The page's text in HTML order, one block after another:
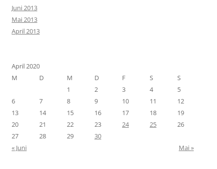
Juni 2013
Mai 2013
April 2013
April 2020
M
D M D F S
S
1
2 3 4
5
6
7 8 9 10 11
12
13
14 15 16 17 18
19
20
21 22 23 24 25
26
27
28 29
30
« Juni
Mai »